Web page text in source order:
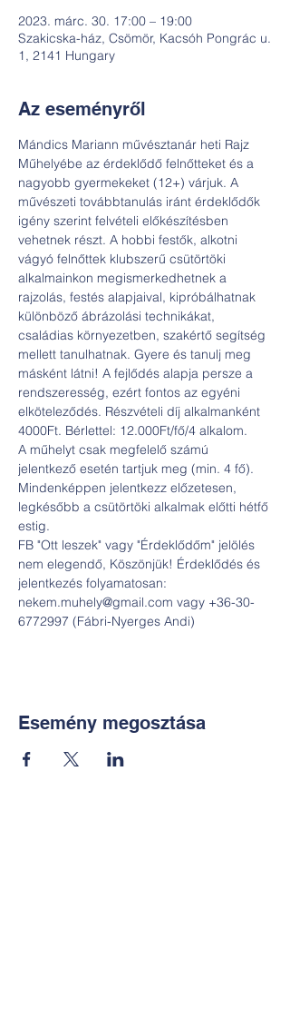
2023. márc. 30. 17:00 – 19:00
Szakicska-ház, Csömör, Kacsóh Pongrác u.
1, 2141 Hungary
Az eseményről
Mándics Mariann művésztanár heti Rajz
Műhelyébe az érdeklődő felnőtteket és a
nagyobb gyermekeket (12+) várjuk. A
művészeti továbbtanulás iránt érdeklődők
igény szerint felvételi előkészítésben
vehetnek részt. A hobbi festők, alkotni
vágyó felnőttek klubszerű csütörtöki
alkalmainkon megismerkedhetnek a
rajzolás, festés alapjaival, kipróbálhatnak
különböző ábrázolási technikákat,
családias környezetben, szakértő segítség
mellett tanulhatnak. Gyere és tanulj meg
másként látni! A fejlődés alapja persze a
rendszeresség, ezért fontos az egyéni
elköteleződés. Részvételi díj alkalmanként
4000Ft. Bérlettel: 12.000Ft/fő/4 alkalom.
A műhelyt csak megfelelő számú
jelentkező esetén tartjuk meg (min. 4 fő).
Mindenképpen jelentkezz előzetesen,
legkésőbb a csütörtöki alkalmak előtti hétfő
estig.
FB "Ott leszek" vagy "Érdeklődőm" jelölés
nem elegendő, Köszönjük! Érdeklődés és
jelentkezés folyamatosan:
nekem.muhely@gmail.com vagy +36-30-
6772997 (Fábri-Nyerges Andi)
Esemény megosztása